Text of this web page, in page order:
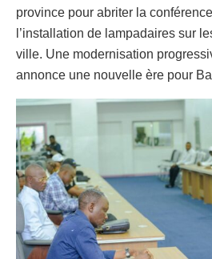
province pour abriter la
l’installation de lampadaires sur
ville. Une modernisation
annonce une nouvelle ère pour